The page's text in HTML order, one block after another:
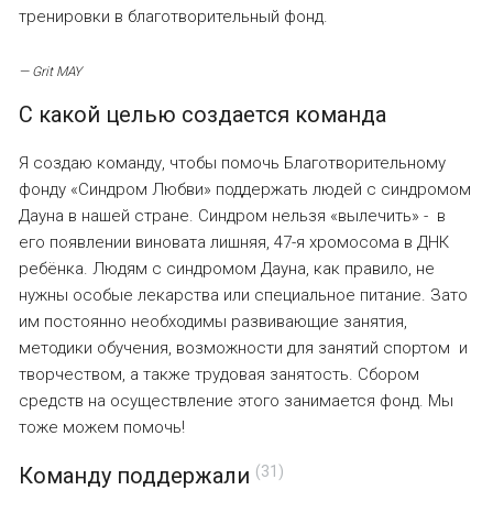
тренировки в благотворительный фонд.
— Grit MAY
С какой целью создается команда
Я создаю команду, чтобы помочь Благотворительному
фонду «Синдром Любви» поддержать людей с синдромом
Дауна в нашей стране. Синдром нельзя «вылечить» - в
его появлении виновата лишняя, 47-я хромосома в ДНК
ребёнка. Людям с синдромом Дауна, как правило, не
нужны особые лекарства или специальное питание. Зато
им постоянно необходимы развивающие занятия,
методики обучения, возможности для занятий спортом и
творчеством, а также трудовая занятость. Сбором
средств на осуществление этого занимается фонд. Мы
тоже можем помочь!
Команду поддержали (31)